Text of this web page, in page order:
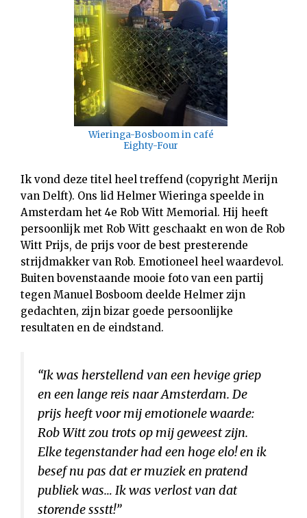
Wieringa-Bosboom in café
Eighty-Four
Ik vond deze titel heel treffend (copyright Merijn
van Delft). Ons lid Helmer Wieringa speelde in
Amsterdam het 4e Rob Witt Memorial. Hij heeft
persoonlijk met Rob Witt geschaakt en won de Rob
Witt Prijs, de prijs voor de best presterende
strijdmakker van Rob. Emotioneel heel waardevol.
Buiten bovenstaande mooie foto van een partij
tegen Manuel Bosboom deelde Helmer zijn
gedachten, zijn bizar goede persoonlijke
resultaten en de eindstand.
“Ik was herstellend van een hevige griep
en een lange reis naar Amsterdam. De
prijs heeft voor mij emotionele waarde:
Rob Witt zou trots op mij geweest zijn.
Elke tegenstander had een hoge elo! en ik
besef nu pas dat er muziek en pratend
publiek was… Ik was verlost van dat
storende ssstt!”